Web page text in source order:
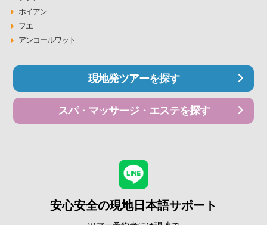
ホイアン
フエ
アンコールワット
現地発ツアーを探す
スパ・マッサージ・エステを探す
安心安全の現地日本語サポート